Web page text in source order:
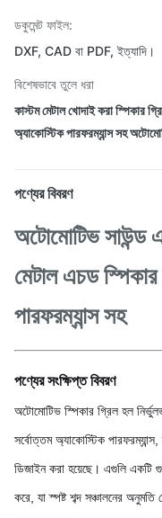
ডকুমেন্ট ফাইল:
DXF, CAD বা PDF, ইত্যাদি।
বিশেষভাবে তুলে ধরা
কাস্টম মেটাল খোদাই করা স্পিকার
অ্যাকোস্টিক পারফরম্যান্স সহ
পণ্যের বিবরণ
অটোমোটিভ সাউন্ড
মেটাল এচড
পারফরম্যান্স সহ
পণ্যের সংক্ষিপ্ত বিবরণ
অটোমোটিভ স্পিকার গ্রিল হল
সর্বোত্তম অ্যাকোস্টিক
ডিজাইন করা হয়েছে। এগুলি একটি
করে, যা স্পষ্ট শব্দ সঞ্চালনের